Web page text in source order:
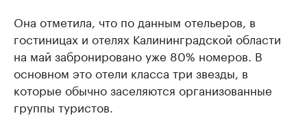
Она отметила, что по данным отельеров, в
гостиницах и отелях Калининградской области
на май забронировано уже 80% номеров. В
основном это отели класса три звезды, в
которые обычно заселяются организованные
группы туристов.